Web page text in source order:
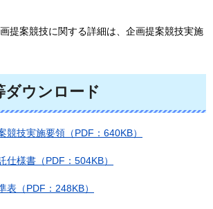
提案競技に関する詳細は、企画提案競技実施
ダウンロード
競技実施要領（PDF：640KB）
仕様書（PDF：504KB）
表（PDF：248KB）